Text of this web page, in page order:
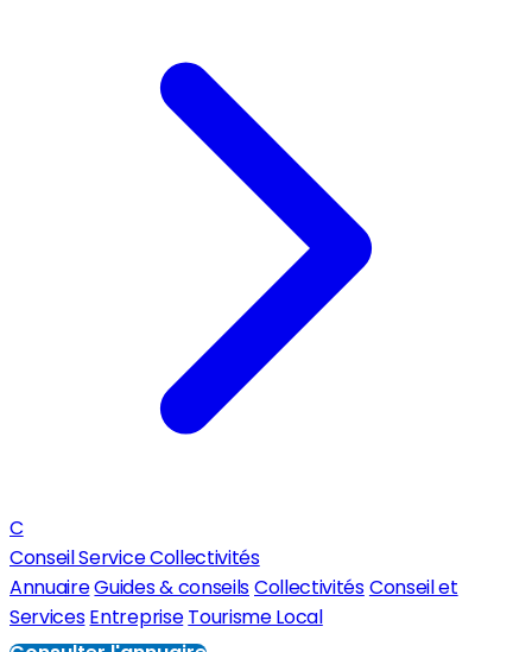
C
Conseil Service Collectivités
AnnuaireGuides & conseilsCollectivitésConseil et
ServicesEntreprise Tourisme Local